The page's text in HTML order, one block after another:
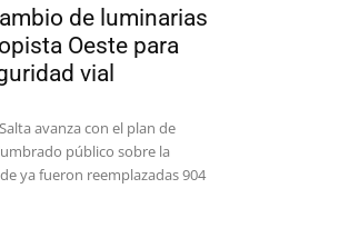
de luminarias
Oeste para
vial
avanza con el plan de
público sobre la
ya fueron reemplazadas 904